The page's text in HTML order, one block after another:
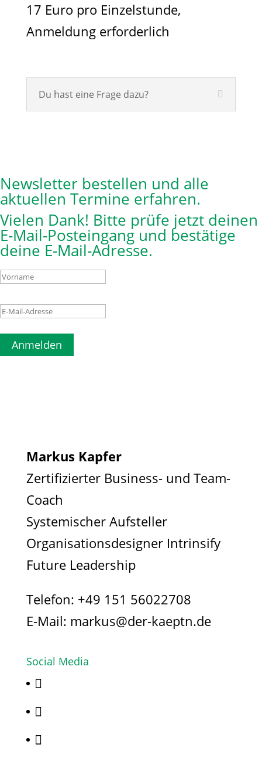
17 Euro pro Einzelstunde,
Anmeldung erforderlich
Du hast eine Frage dazu?
Newsletter bestellen und alle
aktuellen Termine erfahren.
Vielen Dank! Bitte prüfe jetzt deinen
E-Mail-Posteingang und bestätige
deine E-Mail-Adresse.
Anmelden
Markus Kapfer
Zertifizierter Business- und Team-
Coach
Systemischer Aufsteller
Organisationsdesigner Intrinsify
Future Leadership
Telefon: +49 151 56022708
E-Mail: markus@der-kaeptn.de
Social Media


